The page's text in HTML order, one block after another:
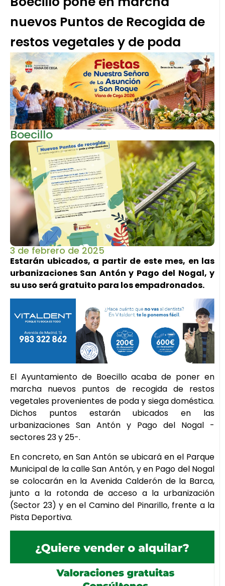
nuevos Puntos de Recogida de
restos vegetales y de poda
Boecillo
3 de febrero de 2025
Estarán ubicados, a partir de este mes, en las
urbanizaciones San Antón y Pago del Nogal, y
su uso será gratuito para los empadronados.
El Ayuntamiento de Boecillo acaba de poner en
marcha nuevos puntos de recogida de restos
vegetales provenientes de poda y siega doméstica.
Dichos puntos estarán ubicados en las
urbanizaciones San Antón y Pago del Nogal -
sectores 23 y 25-.
En concreto, en San Antón se ubicará en el Parque
Municipal de la calle San Antón, y en Pago del Nogal
se colocarán en la Avenida Calderón de la Barca,
junto a la rotonda de acceso a la urbanización
(Sector 23) y en el Camino del Pinarillo, frente a la
Pista Deportiva.